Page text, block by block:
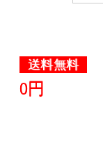
送料無料
0円